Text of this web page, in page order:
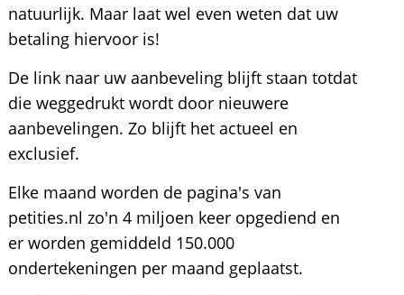
natuurlijk. Maar laat wel even weten dat uw
betaling hiervoor is!
De link naar uw aanbeveling blijft staan totdat
die weggedrukt wordt door nieuwere
aanbevelingen. Zo blijft het actueel en
exclusief.
Elke maand worden de pagina's van
petities.nl zo'n 4 miljoen keer opgediend en
er worden gemiddeld 150.000
ondertekeningen per maand geplaatst.